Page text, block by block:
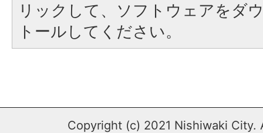
リックして、ソフトウェアをダ
トールしてください。
Copyright (c) 2021 Nishiwaki City.